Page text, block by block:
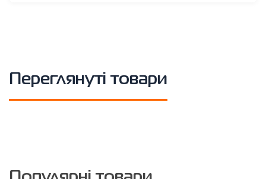
Переглянуті товари